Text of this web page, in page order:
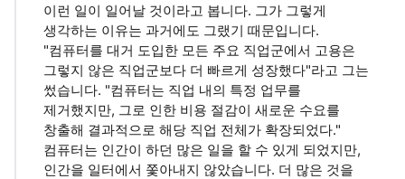
이런 일이 일어날 것이라고 봅니다. 그가 그렇게
생각하는 이유는 과거에도 그랬기 때문입니다.
"컴퓨터를 대거 도입한 모든 주요 직업군에서 고용은
그렇지 않은 직업군보다 더 빠르게 성장했다"라고 그는
썼습니다. "컴퓨터는 직업 내의 특정 업무를
제거했지만, 그로 인한 비용 절감이 새로운 수요를
창출해 결과적으로 해당 직업 전체가 확장되었다."
컴퓨터는 인간이 하던 많은 일을 할 수 있게 되었지만,
인간을 일터에서 쫓아내지 않았습니다. 더 많은 것을